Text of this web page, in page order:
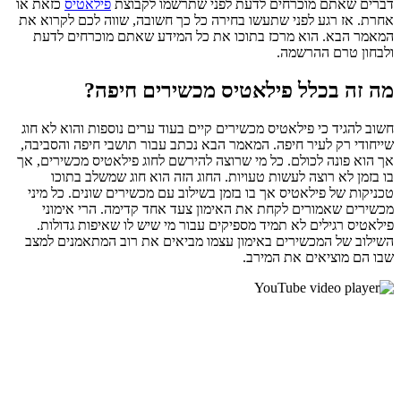
דברים שאתם מוכרחים לדעת לפני שתרשמו לקבוצת פילאטיס כזאת או
אחרת. אז רגע לפני שתעשו בחירה כל כך חשובה, שווה לכם לקרוא את
המאמר הבא. הוא מרכז בתוכו את כל המידע שאתם מוכרחים לדעת
ולבחון טרם ההרשמה.
מה זה בכלל פילאטיס מכשירים חיפה?
חשוב להגיד כי פילאטיס מכשירים קיים בעוד ערים נוספות והוא לא חוג
שייחודי רק לעיר חיפה. המאמר הבא נכתב עבור תושבי חיפה והסביבה,
אך הוא פונה לכולם. כל מי שרוצה להירשם לחוג פילאטיס מכשירים, אך
בו בזמן לא רוצה לעשות טעויות. החוג הזה הוא חוג שמשלב בתוכו
טכניקות של פילאטיס אך בו בזמן בשילוב עם מכשירים שונים. כל מיני
מכשירים שאמורים לקחת את האימון צעד אחד קדימה. הרי אימוני
פילאטיס רגילים לא תמיד מספיקים עבור מי שיש לו שאיפות גדולות.
השילוב של המכשירים באימון עצמו מביאים את רוב המתאמנים למצב
שבו הם מוציאים את המירב.